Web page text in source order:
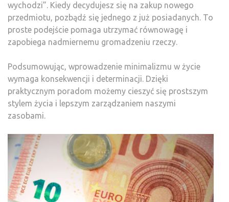
wychodzi”. Kiedy decydujesz się na zakup nowego
przedmiotu, pozbądź się jednego z już posiadanych. To
proste podejście pomaga utrzymać równowagę i
zapobiega nadmiernemu gromadzeniu rzeczy.
Podsumowując, wprowadzenie minimalizmu w życie
wymaga konsekwencji i determinacji. Dzięki
praktycznym poradom możemy cieszyć się prostszym
stylem życia i lepszym zarządzaniem naszymi
zasobami.